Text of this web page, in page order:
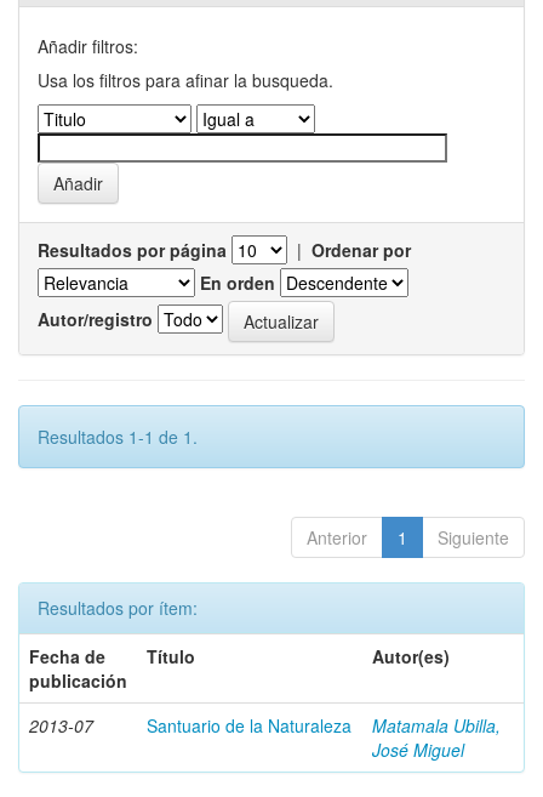
Añadir filtros:
Usa los filtros para afinar la busqueda.
Resultados por página | Ordenar por
En orden
Autor/registro
Resultados 1-1 de 1.
Anterior 1 Siguiente
Resultados por ítem:
Fecha de
publicación
Título Autor(es)
2013-07 Santuario de la Naturaleza
Matamala Ubilla,
José Miguel